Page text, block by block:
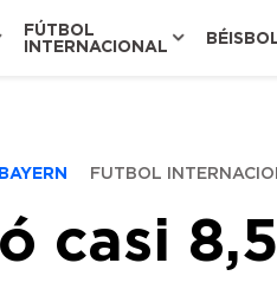
FÚTBOL
INTERNACIONAL
FUTBOL
casi